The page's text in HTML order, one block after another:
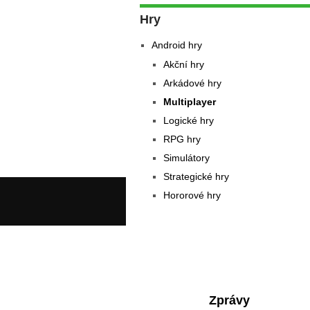
Hry
Android hry
Akční hry
Arkádové hry
Multiplayer
Logické hry
RPG hry
Simulátory
Strategické hry
Hororové hry
Zprávy